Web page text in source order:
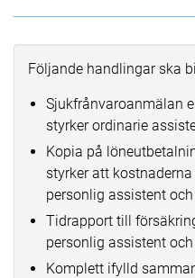
Följande handlingar ska
Sjukfrånvaroanmälan
styrker ordinarie
Kopia på
styrker att
personlig assistent
Tidrapport till
personlig assistent
Komplett ifylld